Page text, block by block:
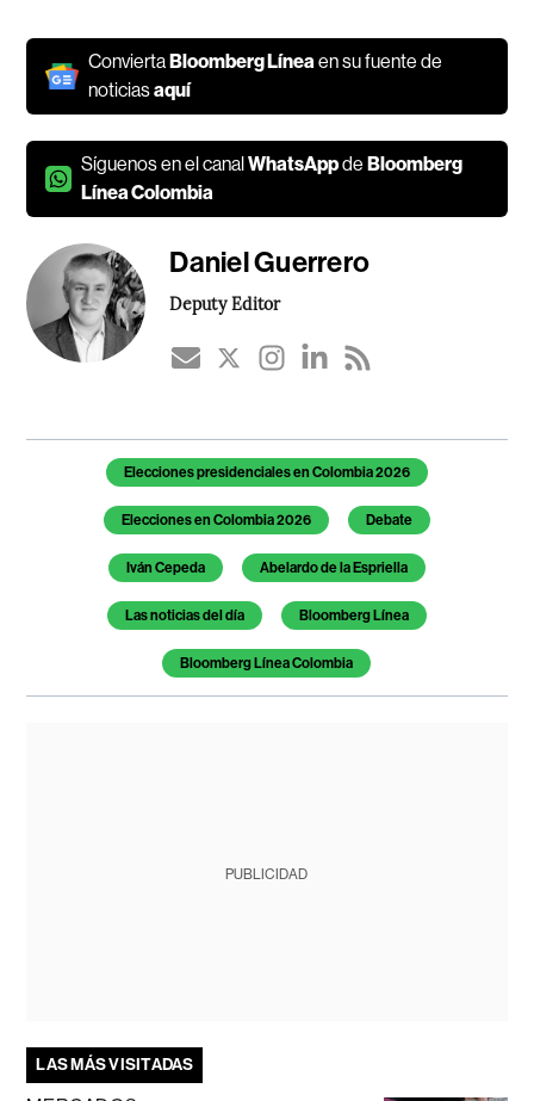
ConviertaBloomberg Líneaen su fuente de
noticiasaquí
Síguenos en el canalWhatsAppdeBloomberg
Línea Colombia
Daniel Guerrero
Deputy Editor
Temas de este artículo
Elecciones presidenciales en Colombia 2026
Elecciones en Colombia 2026 Debate
Iván Cepeda Abelardo de la Espriella
Las noticias del día Bloomberg Línea
Bloomberg Línea Colombia
PUBLICIDAD
LAS MÁS VISITADAS